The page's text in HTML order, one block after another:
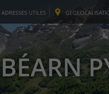
ADRESSES UTILES GEO
BÉARN